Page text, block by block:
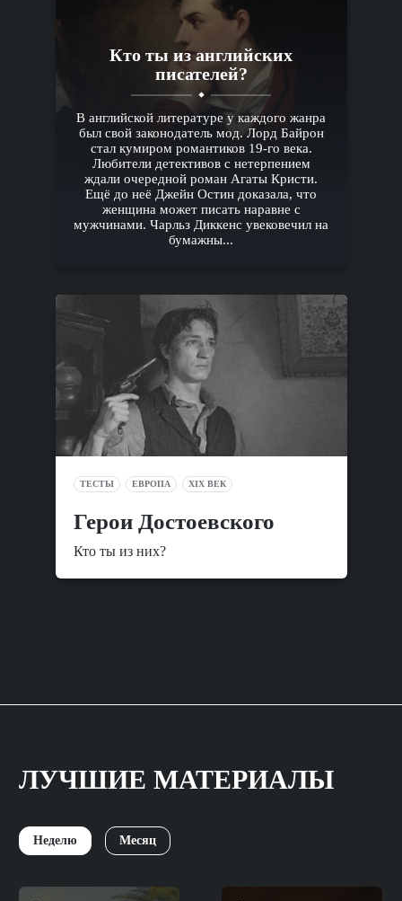
Кто ты из английских
писателей?
В английской литературе у каждого жанра
был свой законодатель мод. Лорд Байрон
стал кумиром романтиков 19-го века.
Любители детективов с нетерпением
ждали очередной роман Агаты Кристи.
Ещё до неё Джейн Остин доказала, что
женщина может писать наравне с
мужчинами. Чарльз Диккенс увековечил на
бумажны...
ТЕСТЫ ЕВРОПА XIX ВЕК
Герои Достоевского
Кто ты из них?
ЛУЧШИЕ МАТЕРИАЛЫ
Неделю Месяц